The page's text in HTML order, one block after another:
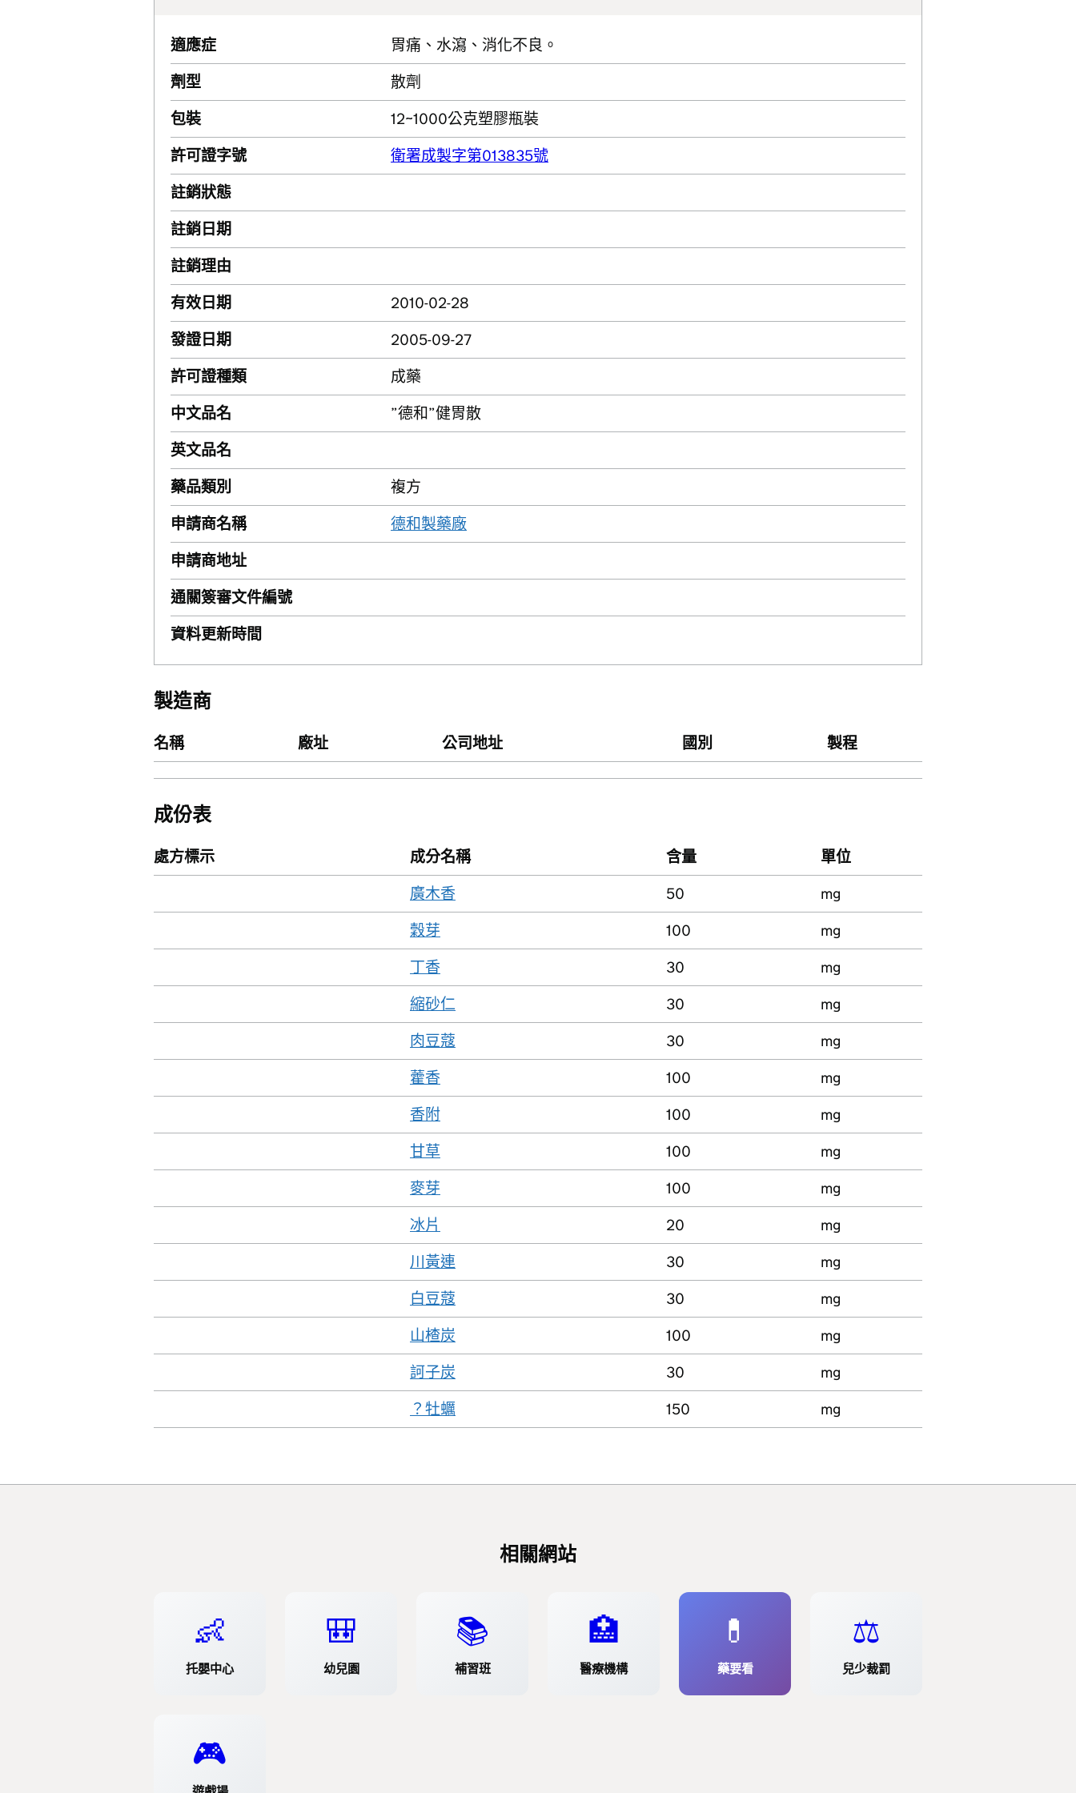
適應症
胃痛、水瀉、消化不良。
劑型
散劑
包裝
12~1000公克塑膠瓶裝
許可證字號
衛署成製字第013835號
註銷狀態
註銷日期
註銷理由
有效日期
2010-02-28
發證日期
2005-09-27
許可證種類
成藥
中文品名
”德和”健胃散
英文品名
藥品類別
複方
申請商名稱
德和製藥廠
申請商地址
通關簽審文件編號
資料更新時間
製造商
名稱 廠址 公司地址 國別 製程
成份表
處方標示 成分名稱 含量
單位
廣木香
50
mg
穀芽
100
mg
丁香
30
mg
縮砂仁
30
mg
肉豆蔻
30
mg
藿香
100
mg
香附
100
mg
甘草
100
mg
麥芽
100
mg
冰片
20
mg
川黃連
30
mg
白豆蔻
30
mg
山楂炭
100
mg
訶子炭
30
mg
？牡蠣
150 mg
相關網站
👶
托嬰中心
🎒
幼兒園
📚
補習班
🏥
醫療機構
💊
藥要看
⚖️
兒少裁罰
🎮